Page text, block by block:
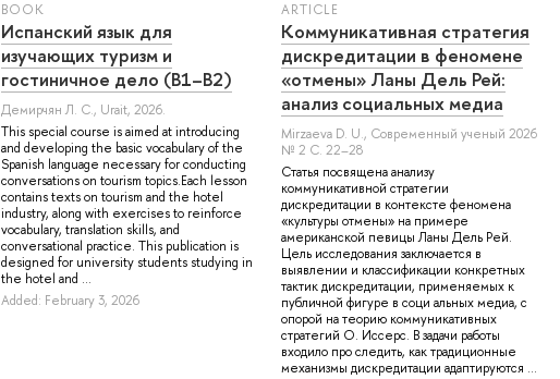
BOOK
Испанский язык для
изучающих туризм и
гостиничное дело (B1–B2)
Демирчян Л. С., Urait, 2026.
This special course is aimed at introducing
and developing the basic vocabulary of the
Spanish language necessary for conducting
conversations on tourism topics.Each lesson
contains texts on tourism and the hotel
industry, along with exercises to reinforce
vocabulary, translation skills, and
conversational practice. This publication is
designed for university students studying in
the hotel and ...
Added: February 3, 2026
ARTICLE
Коммуникативная стратегия
дискредитации в феномене
«отмены» Ланы Дель Рей:
анализ социальных медиа
Mirzaeva D. U., Современный ученый 2026
№ 2 С. 22–28
Статья посвящена анализу
коммуникативной стратегии
дискредитации в контексте феномена
«культуры отмены» на примере
американской певицы Ланы Дель Рей.
Цель исследования заключается в
выявлении и классификации конкретных
тактик дискредитации, применяемых к
публичной фигуре в соци альных медиа, с
опорой на теорию коммуникативных
стратегий О. Иссерс. В задачи работы
входило про следить, как традиционные
механизмы дискредитации адаптируются ...